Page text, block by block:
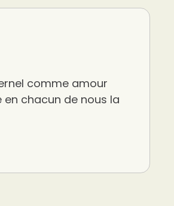
comme amour
chacun de nous la